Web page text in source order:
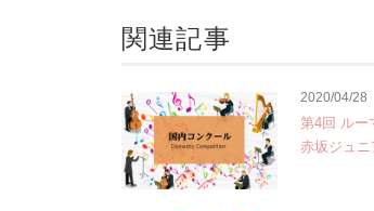
関連記事
2020/04/28
第4回 ルー
赤坂ジュ